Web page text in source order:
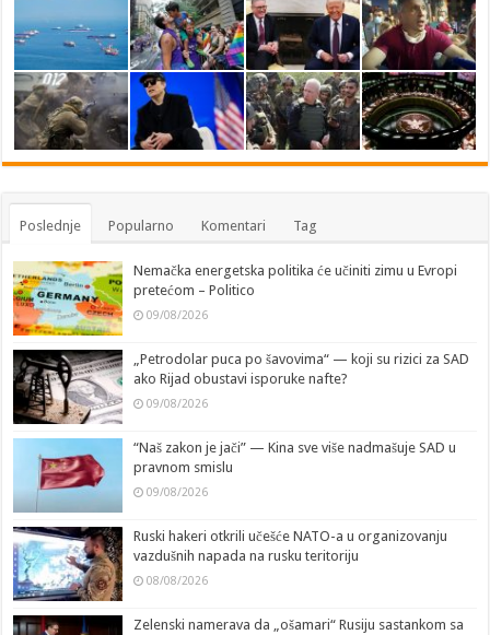
Poslednje Popularno Komentari Tag
Nemačka energetska politika će učiniti zimu u Evropi
pretećom – Politico
09/08/2026
„Petrodolar puca po šavovima“ — koji su rizici za SAD
ako Rijad obustavi isporuke nafte?
09/08/2026
“Naš zakon je jači” — Kina sve više nadmašuje SAD u
pravnom smislu
09/08/2026
Ruski hakeri otkrili učešće NATO-a u organizovanju
vazdušnih napada na rusku teritoriju
08/08/2026
Zelenski namerava da „ošamari“ Rusiju sastankom sa